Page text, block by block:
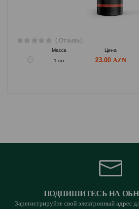
( Отзывы)
Масса Цена
1 шт
23.00
ПОДПИШИТЕСЬ НА
Зарегистрируйте свой электронный адрес